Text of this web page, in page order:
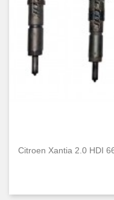
Citroen Xantia 2.0 HDI